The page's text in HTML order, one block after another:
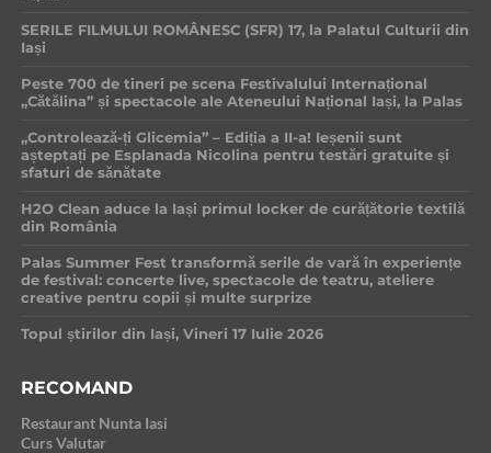
SERILE FILMULUI ROMÂNESC (SFR) 17, la Palatul Culturii din
Iași
Peste 700 de tineri pe scena Festivalului Internațional
„Cătălina” și spectacole ale Ateneului Național Iași, la Palas
„Controlează-ți Glicemia” – Ediția a II-a! Ieșenii sunt
așteptați pe Esplanada Nicolina pentru testări gratuite și
sfaturi de sănătate
H2O Clean aduce la Iași primul locker de curățătorie textilă
din România
Palas Summer Fest transformă serile de vară în experiențe
de festival: concerte live, spectacole de teatru, ateliere
creative pentru copii și multe surprize
Topul știrilor din Iași, Vineri 17 Iulie 2026
RECOMAND
Restaurant Nunta Iasi
Curs Valutar